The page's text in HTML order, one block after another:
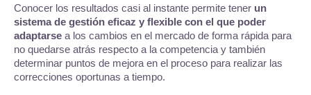
Conocer los resultados casi al instante permite tener un
sistema de gestión eficaz y flexible con el que poder
adaptarse a los cambios en el mercado de forma rápida para
no quedarse atrás respecto a la competencia y también
determinar puntos de mejora en el proceso para realizar las
correcciones oportunas a tiempo.